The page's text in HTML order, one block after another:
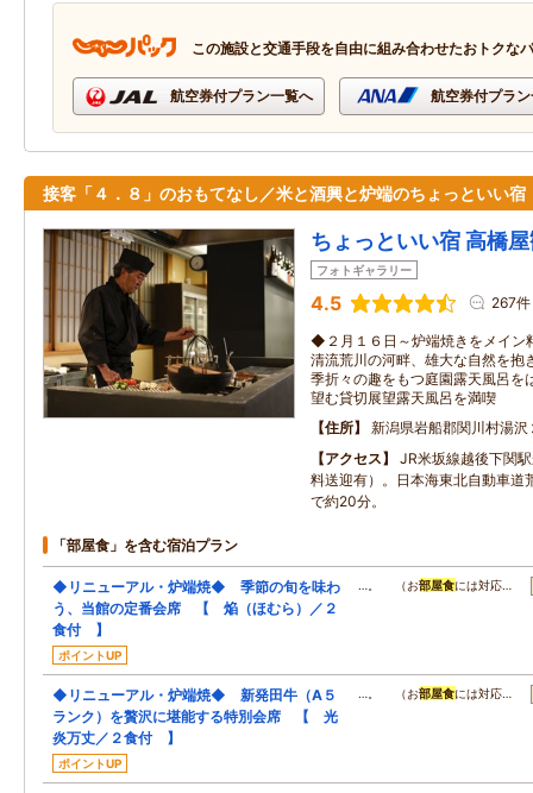
この施設と交通手段を自由に組み合わせたおトクな
航空券付プラン一覧へ 航空券付プラ
接客「４．８」のおもてなし／米と酒興と炉端のちょっといい宿
ちょっといい宿 高橋
フォトギャラリー
4.5 267件
◆２月１６日～炉端焼きをメイ
清流荒川の河畔、雄大な自然を抱
季折々の趣をもつ庭園露天風呂を
望む貸切展望露天風呂を満喫
住所
新潟県岩船郡関川村湯沢
アクセス
JR米坂線越後下関
料送迎有）。日本海東北自動車道
で約20分。
「部屋食」を含む宿泊プラン
◆リニューアル・炉端焼◆ 季節の旬を味わ
う、当館の定番会席 【 焔（ほむら）／２
食付 】
ポイントUP
…。 （お部屋食には対応…
◆リニューアル・炉端焼◆ 新発田牛（A５
ランク）を贅沢に堪能する特別会席 【 光
炎万丈／２食付 】
ポイントUP
…。 （お部屋食には対応…